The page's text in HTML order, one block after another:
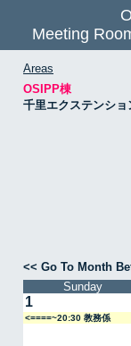
Meeting
Areas
OSIPP棟
千里エクステンショ
<< Go To Month
Sunday
1
<====~20:30 教務係